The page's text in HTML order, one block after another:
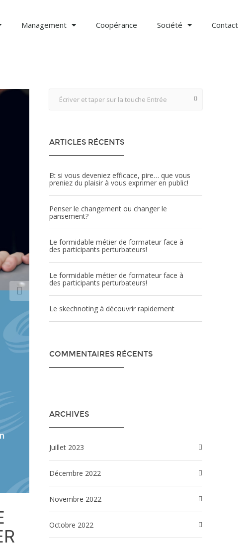
Management Coopérance Société Contact
ARTICLES RÉCENTS
Et si vous deveniez efficace, pire… que vous
preniez du plaisir à vous exprimer en public!
Penser le changement ou changer le
pansement?
Le formidable métier de formateur face à
des participants perturbateurs!
Le formidable métier de formateur face à
des participants perturbateurs!
Le skechnoting à découvrir rapidement
COMMENTAIRES RÉCENTS
ARCHIVES
juillet 2023
décembre 2022
novembre 2022
octobre 2022